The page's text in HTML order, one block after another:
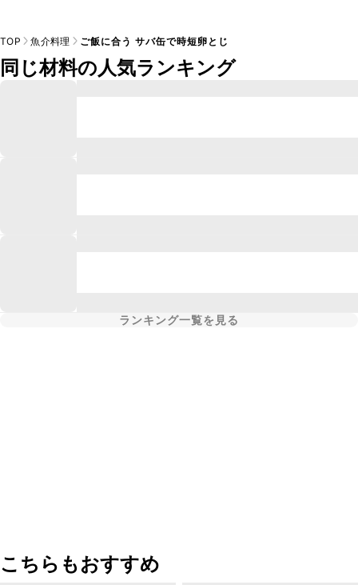
TOP 魚介料理 ご飯に合う サバ缶で時短卵とじ
同じ材料の人気ランキング
ランキング一覧を見る
こちらもおすすめ